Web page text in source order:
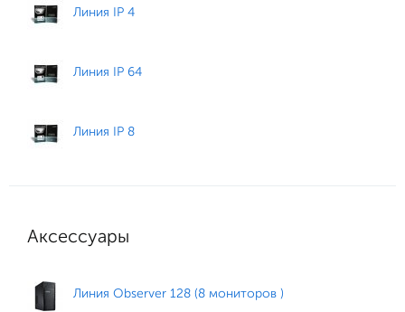
Линия IP 4
Линия IP 64
Линия IP 8
Аксессуары
Линия Observer 128 (8 мониторов )